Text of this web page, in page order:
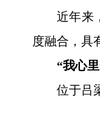
近年来
度融合，具
“我心
位于吕